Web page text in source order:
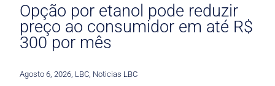
Opção por etanol pode reduzir
preço ao consumidor em até R$
300 por mês
Agosto 6, 2026 LBC Noticias LBC